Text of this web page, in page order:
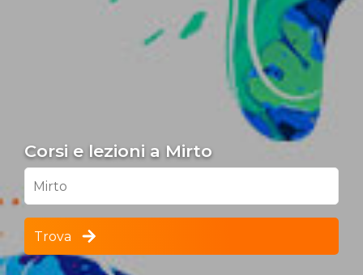
Corsi e lezioni a Mirto
Mirto
Trova